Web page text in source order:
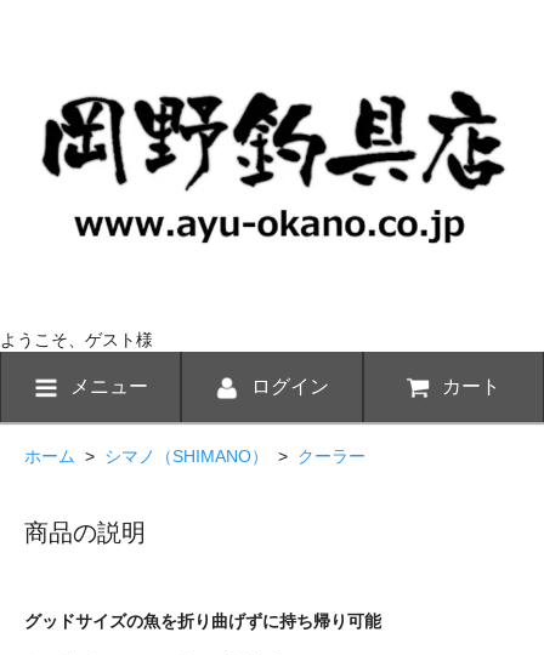
ようこそ、ゲスト様
メニュー ログイン カート
ホーム > シマノ（SHIMANO） > クーラー
商品の説明
グッドサイズの魚を折り曲げずに持ち帰り可能